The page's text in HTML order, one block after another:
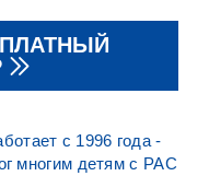
с 1996 года -
многим детям с РАС